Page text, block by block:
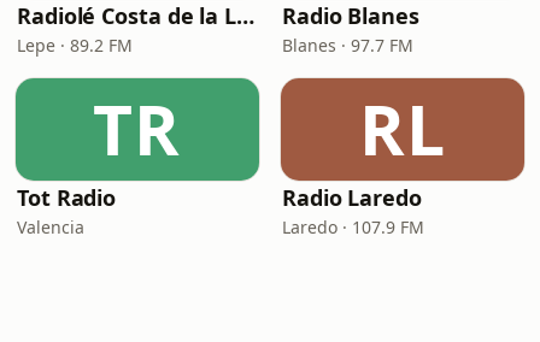
Radiolé Costa de la Luz
Lepe · 89.2 FM
Radio Blanes
Blanes · 97.7 FM
TR
Tot Radio
Valencia
RL
Radio Laredo
Laredo · 107.9 FM